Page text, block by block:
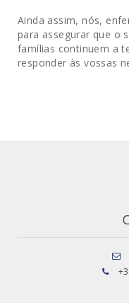
Ainda assim, nós,
para assegurar que o
famílias continuem a
responder às vossas